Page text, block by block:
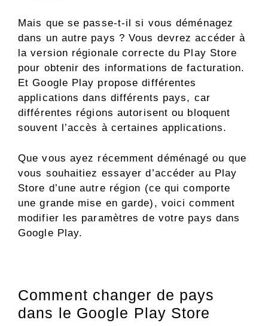
Mais que se passe-t-il si vous déménagez
dans un autre pays ? Vous devrez accéder à
la version régionale correcte du Play Store
pour obtenir des informations de facturation.
Et Google Play propose différentes
applications dans différents pays, car
différentes régions autorisent ou bloquent
souvent l’accès à certaines applications.
Que vous ayez récemment déménagé ou que
vous souhaitiez essayer d’accéder au Play
Store d’une autre région (ce qui comporte
une grande mise en garde), voici comment
modifier les paramètres de votre pays dans
Google Play.
Comment changer de pays
dans le Google Play Store